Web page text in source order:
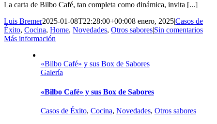
La carta de Bilbo Café, tan completa como dinámica, invita [...]
Luis Bremer2025-01-08T22:28:00+00:008 enero, 2025|Casos de
Éxito, Cocina, Home, Novedades, Otros sabores|Sin comentarios
Más información
«Bilbo Café» y sus Box de Sabores
Galería
«Bilbo Café» y sus Box de Sabores
Casos de Éxito, Cocina, Novedades, Otros sabores